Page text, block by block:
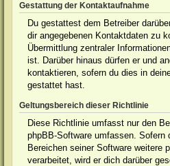
Gestattung der Kontaktaufnahme
Du gestattest dem Betreiber
dir angegebenen Kontaktdaten zu
Übermittlung zentraler
ist. Darüber hinaus dürfen er und
kontaktieren, sofern du dies in
gestattet hast.
Geltungsbereich dieser Richtlinie
Diese Richtlinie umfasst nur den
phpBB-Software umfassen. Sofern
Bereichen seiner Software weitere
verarbeitet, wird er dich darüber